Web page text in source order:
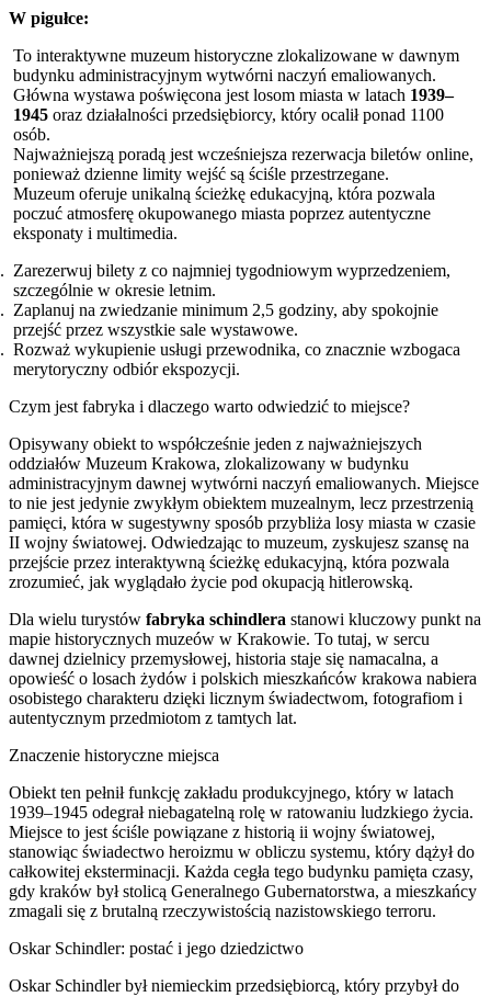
W pigułce:
To interaktywne muzeum historyczne zlokalizowane w dawnym
budynku administracyjnym wytwórni naczyń emaliowanych.
Główna wystawa poświęcona jest losom miasta w latach 1939–
1945 oraz działalności przedsiębiorcy, który ocalił ponad 1100
osób.
Najważniejszą poradą jest wcześniejsza rezerwacja biletów online,
ponieważ dzienne limity wejść są ściśle przestrzegane.
Muzeum oferuje unikalną ścieżkę edukacyjną, która pozwala
poczuć atmosferę okupowanego miasta poprzez autentyczne
eksponaty i multimedia.
Zarezerwuj bilety z co najmniej tygodniowym wyprzedzeniem,
szczególnie w okresie letnim.
Zaplanuj na zwiedzanie minimum 2,5 godziny, aby spokojnie
przejść przez wszystkie sale wystawowe.
Rozważ wykupienie usługi przewodnika, co znacznie wzbogaca
merytoryczny odbiór ekspozycji.
Czym jest fabryka i dlaczego warto odwiedzić to miejsce?
Opisywany obiekt to współcześnie jeden z najważniejszych
oddziałów Muzeum Krakowa, zlokalizowany w budynku
administracyjnym dawnej wytwórni naczyń emaliowanych. Miejsce
to nie jest jedynie zwykłym obiektem muzealnym, lecz przestrzenią
pamięci, która w sugestywny sposób przybliża losy miasta w czasie
II wojny światowej. Odwiedzając to muzeum, zyskujesz szansę na
przejście przez interaktywną ścieżkę edukacyjną, która pozwala
zrozumieć, jak wyglądało życie pod okupacją hitlerowską.
Dla wielu turystów fabryka schindlera stanowi kluczowy punkt na
mapie historycznych muzeów w Krakowie. To tutaj, w sercu
dawnej dzielnicy przemysłowej, historia staje się namacalna, a
opowieść o losach żydów i polskich mieszkańców krakowa nabiera
osobistego charakteru dzięki licznym świadectwom, fotografiom i
autentycznym przedmiotom z tamtych lat.
Znaczenie historyczne miejsca
Obiekt ten pełnił funkcję zakładu produkcyjnego, który w latach
1939–1945 odegrał niebagatelną rolę w ratowaniu ludzkiego życia.
Miejsce to jest ściśle powiązane z historią ii wojny światowej,
stanowiąc świadectwo heroizmu w obliczu systemu, który dążył do
całkowitej eksterminacji. Każda cegła tego budynku pamięta czasy,
gdy kraków był stolicą Generalnego Gubernatorstwa, a mieszkańcy
zmagali się z brutalną rzeczywistością nazistowskiego terroru.
Oskar Schindler: postać i jego dziedzictwo
Oskar Schindler był niemieckim przedsiębiorcą, który przybył do